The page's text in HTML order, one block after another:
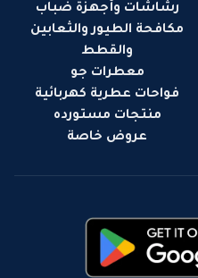
رشاشات وأجهزة ضباب
مكافحة الطيور والثعابين
والقطط
معطرات جو
فواحات عطرية كهربائية
منتجات مستورده
عروض خاصة